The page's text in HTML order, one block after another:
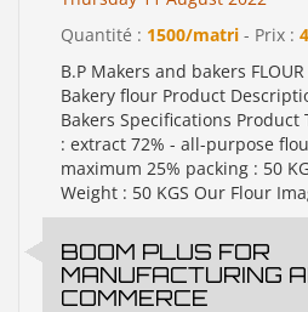
Quantité : 1500/matri - Prix :
B.P Makers and bakers
Bakery flour Product
Bakers Specifications
: extract 72% - all-purpose
maximum 25% packing : 50
Weight : 50 KGS Our Flour
BOOM PLUS FOR
MANUFACTURING
COMMERCE